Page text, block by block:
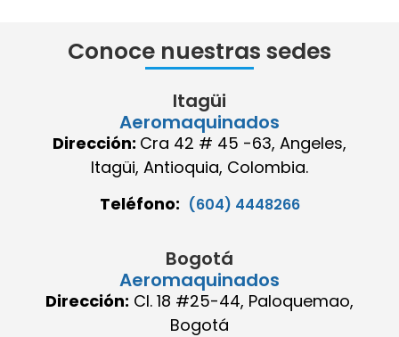
Conoce nuestras sedes
Itagüi
Aeromaquinados
Dirección: Cra 42 # 45 -63, Angeles,
Itagüi, Antioquia, Colombia.
Teléfono: (604) 4448266
Bogotá
Aeromaquinados
Dirección: Cl. 18 #25-44, Paloquemao,
Bogotá